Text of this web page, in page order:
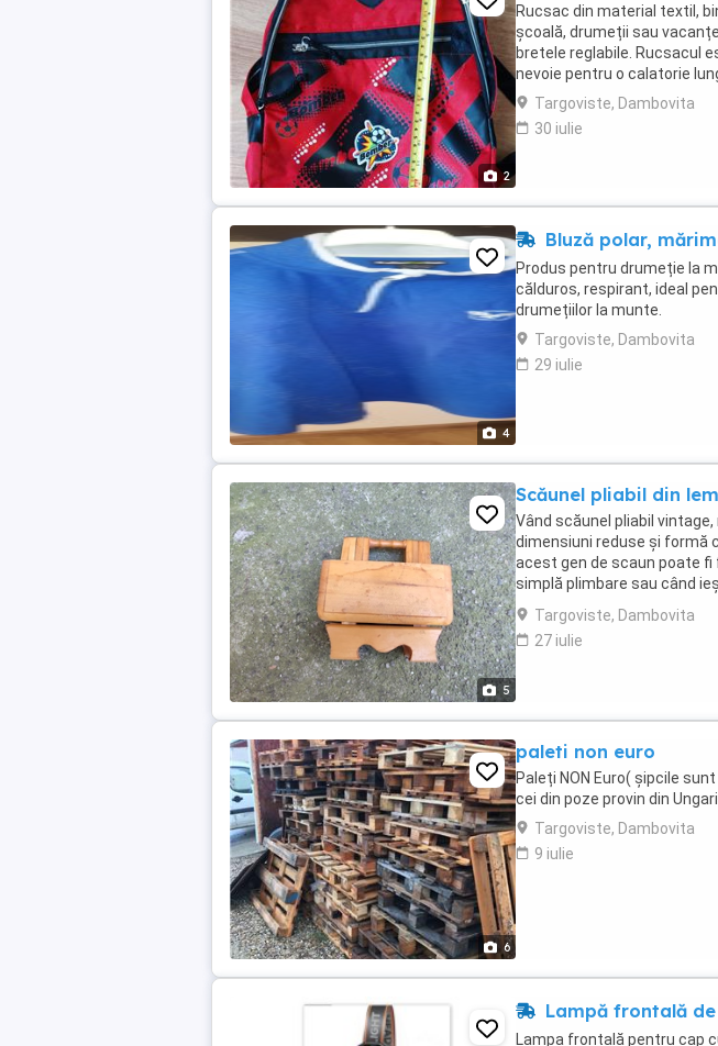
2
Rucsac din material textil,
școală, drumeții sau
bretele reglabile. Rucsacul
nevoie pentru o calatorie
Targoviste, Dambovita
30 iulie
4
Bluză polar,
Produs pentru drumeție la
călduros, respirant, ideal
drumețiilor la munte.
Targoviste, Dambovita
29 iulie
5
Scăunel pliabil din
Vând scăunel pliabil
dimensiuni reduse și formă
acest gen de scaun poate fi
simplă plimbare sau când
20,5 22 4,5 cm închis 22 ...
Targoviste, Dambovita
27 iulie
6
paleti non euro
Paleți NON Euro( șipcile
cei din poze provin din
Targoviste, Dambovita
9 iulie
Lampă frontală
Lampa frontală pentru cap